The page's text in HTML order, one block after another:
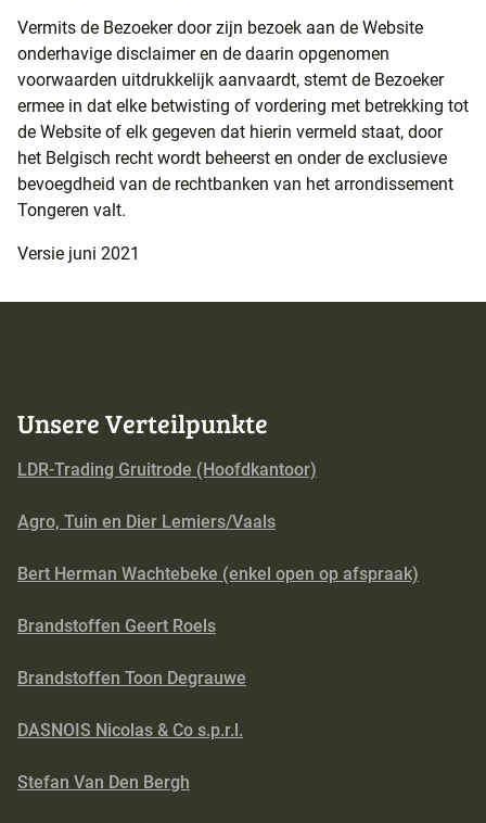
Vermits de Bezoeker door zijn bezoek aan de Website
onderhavige disclaimer en de daarin opgenomen
voorwaarden uitdrukkelijk aanvaardt, stemt de Bezoeker
ermee in dat elke betwisting of vordering met betrekking tot
de Website of elk gegeven dat hierin vermeld staat, door
het Belgisch recht wordt beheerst en onder de exclusieve
bevoegdheid van de rechtbanken van het arrondissement
Tongeren valt.
Versie juni 2021
Unsere Verteilpunkte
LDR-Trading Gruitrode (Hoofdkantoor)
Agro, Tuin en Dier Lemiers/Vaals
Bert Herman Wachtebeke (enkel open op afspraak)
Brandstoffen Geert Roels
Brandstoffen Toon Degrauwe
DASNOIS Nicolas & Co s.p.r.l.
Stefan Van Den Bergh